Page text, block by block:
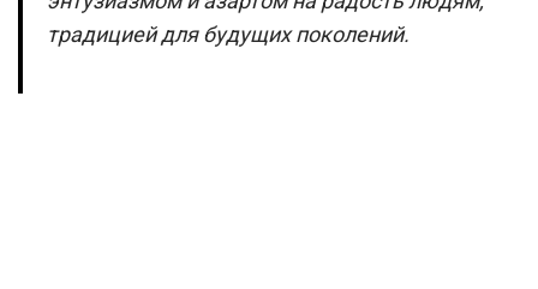
традицией для будущих поколений.